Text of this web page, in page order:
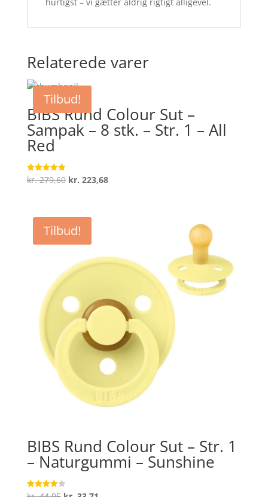
Relaterede varer
Tilbud!
BIBS Rund Colour Sut –
Sampak – 8 stk. – Str. 1 – All
Red
Vurderet
4.9
kr.279,60 Den
var:
kr. 279,60.
kr. 223,68Den
Tilbud!
BIBS Rund Colour Sut – Str. 1
– Naturgummi – Sunshine
Vurderet